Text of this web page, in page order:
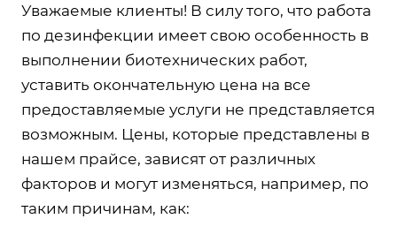
Уважаемые клиенты! В силу того, что работа
по дезинфекции имеет свою особенность в
выполнении биотехнических работ,
уставить окончательную цена на все
предоставляемые услуги не представляется
возможным. Цены, которые представлены в
нашем прайсе, зависят от различных
факторов и могут изменяться, например, по
таким причинам, как: